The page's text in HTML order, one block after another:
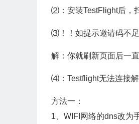
⑵：安装TestFlight后，
⑶！！如提示邀请码不
解：你就刷新页面后一
⑷：Testflight无法连接
方法一：
1、WIFI网络的dns改为